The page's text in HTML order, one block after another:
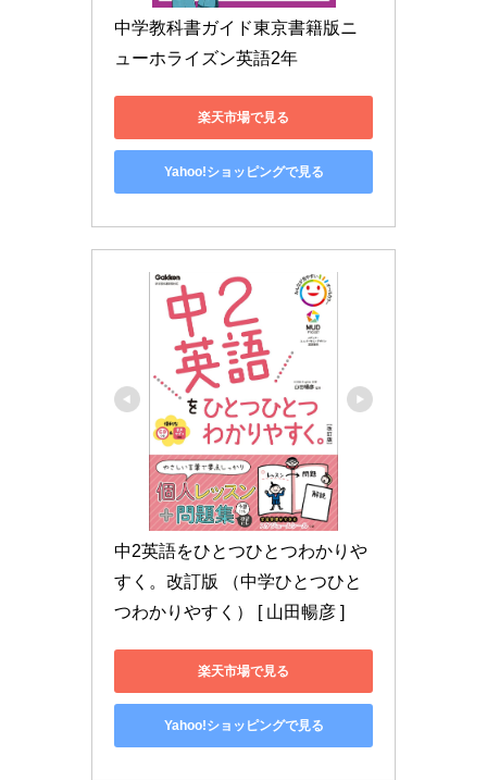
中学教科書ガイド東京書籍版ニ
ューホライズン英語2年
楽天市場で見る
Yahoo!ショッピングで見る
中2英語をひとつひとつわかりや
すく。改訂版 （中学ひとつひと
つわかりやすく） [ 山田暢彦 ]
楽天市場で見る
Yahoo!ショッピングで見る